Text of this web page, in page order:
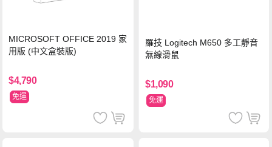
MICROSOFT OFFICE 2019 家
用版 (中文盒裝版)
$4,790
免運
羅技 Logitech M650 多工靜音
無線滑鼠
$1,090
免運